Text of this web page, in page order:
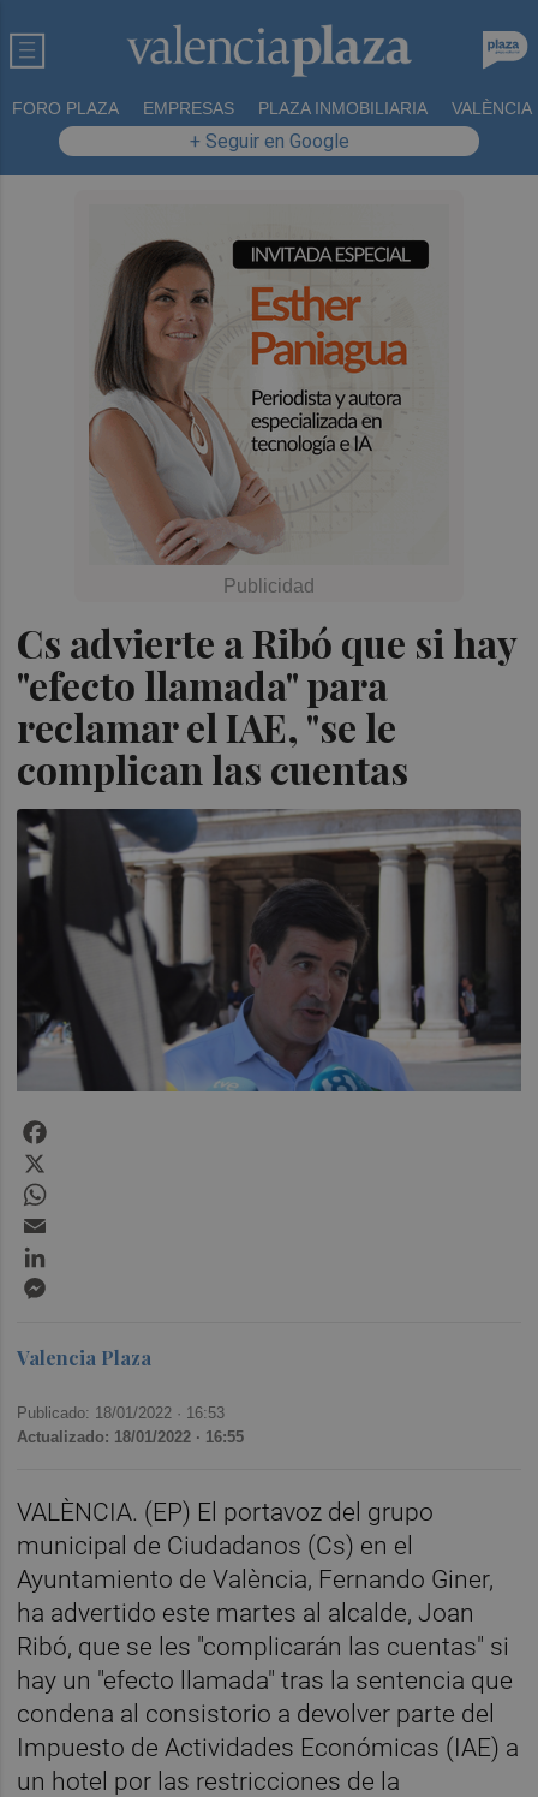
FORO PLAZA EMPRESAS PLAZA INMOBILIARIA VALÈNCIA
+ Seguir en Google
Cs advierte a Ribó que si hay
"efecto llamada" para
reclamar el IAE, "se le
complican las cuentas
Valencia Plaza
Publicado: 18/01/2022 · 16:53
Actualizado: 18/01/2022 · 16:55
VALÈNCIA. (EP) El portavoz del grupo
municipal de Ciudadanos (Cs) en el
Ayuntamiento de València, Fernando Giner,
ha advertido este martes al alcalde, Joan
Ribó, que se les "complicarán las cuentas" si
hay un "efecto llamada" tras la sentencia que
condena al consistorio a devolver parte del
Impuesto de Actividades Económicas (IAE) a
un hotel por las restricciones de la